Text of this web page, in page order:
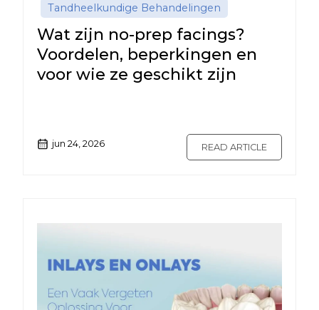
Tandheelkundige Behandelingen
Wat zijn no-prep facings?
Voordelen, beperkingen en
voor wie ze geschikt zijn
jun 24, 2026 READ ARTICLE